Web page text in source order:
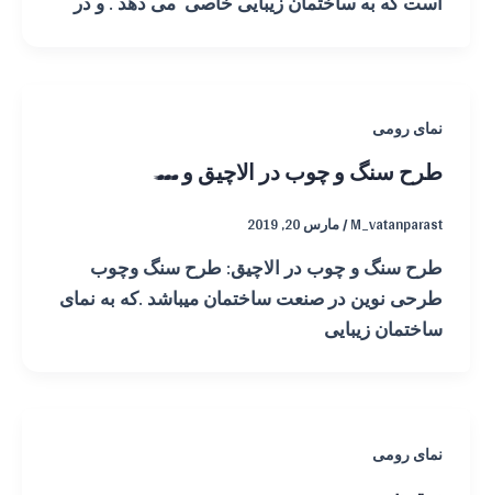
نمای رومی
طرح سنگ و چوب در الاچیق و …
M_vatanparast
/مارس 20, 2019
طرح سنگ و چوب در الاچیق: طرح سنگ وچوب
طرحی نوین در صنعت ساختمان میباشد .که به نمای
ساختمان زیبایی
نمای رومی